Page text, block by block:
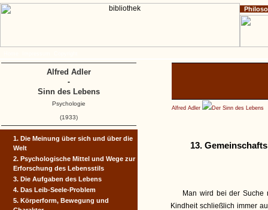
Alfred Adler Der Sinn des Lebens
13.
Man wird bei der Suche
Kindheit schließlich immer
1. Die Meinung über sich und über die
Welt
2. Psychologische Mittel und Wege zur
Erforschung des Lebensstils
3. Die Aufgaben des Lebens
4. Das Leib-Seele-Problem
5. Körperform, Bewegung und
Alfred Adler
-
Sinn des Lebens
Psychologie
(1933)